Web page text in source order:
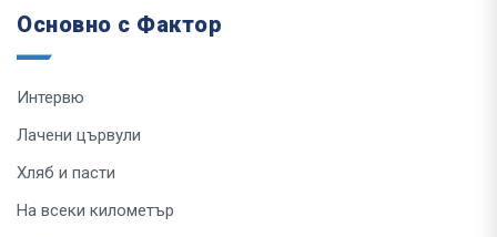
Основно с Фактор
Интервю
Лачени цървули
Хляб и пасти
На всеки километър